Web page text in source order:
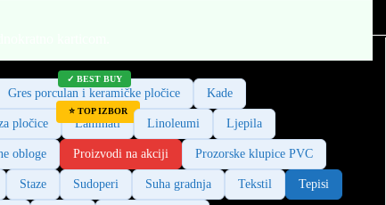
Gres porculan i keramičke pločice Kade
pločice Laminati Linoleumi Ljepila
obloge Proizvodi na akciji Prozorske klupice PVC
Staze Sudoperi Suha gradnja Tekstil Tepisi